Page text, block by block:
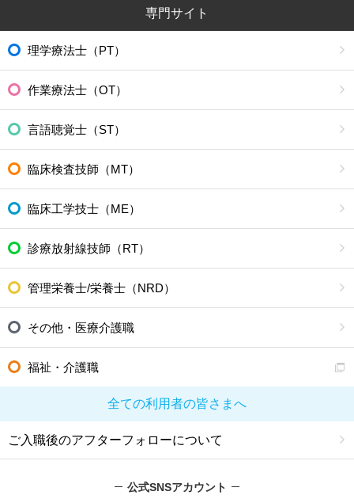
専門サイト
理学療法士（PT）
作業療法士（OT）
言語聴覚士（ST）
臨床検査技師（MT）
臨床工学技士（ME）
診療放射線技師（RT）
管理栄養士/栄養士（NRD）
その他・医療介護職
福祉・介護職
全ての利用者の皆さまへ
ご入職後のアフターフォローについて
公式SNSアカウント